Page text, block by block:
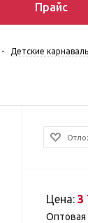
Прайс
- Детские
Цена:3
Оптовая